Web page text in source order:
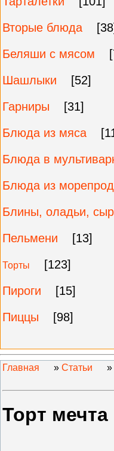
Вторые блюда
Беляши с мясом
Шашлыки
[52]
Гарниры
[31]
Блюда из мяса
Блюда в
Блюда из
Блины, оладьи,
Пельмени
[13]
Торты
[123]
Пироги
[15]
Пиццы
[98]
Главная » Статьи »
Торт мечта